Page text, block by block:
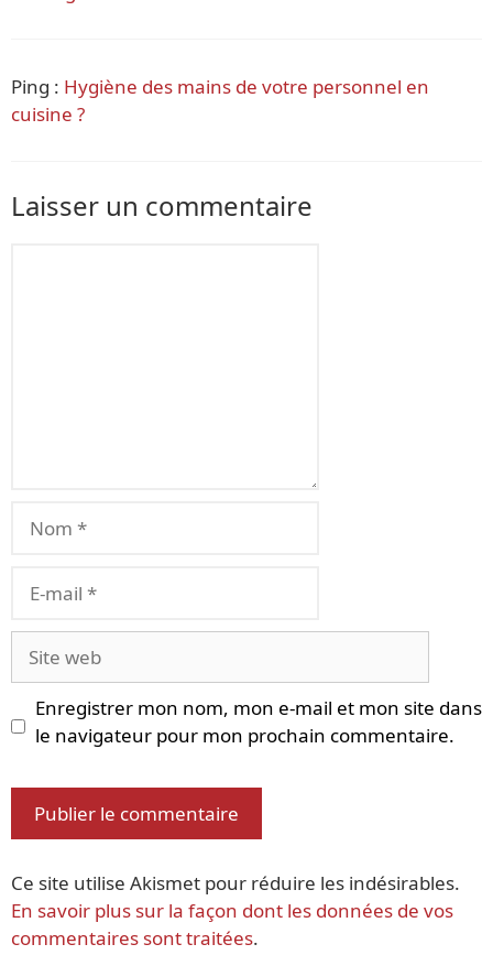
Ping : Hygiène des mains de votre personnel en
cuisine ?
Laisser un commentaire
mail
web
Enregistrer mon nom, mon e-mail et mon site dans
le navigateur pour mon prochain commentaire.
Ce site utilise Akismet pour réduire les indésirables.
En savoir plus sur la façon dont les données de vos
commentaires sont traitées.